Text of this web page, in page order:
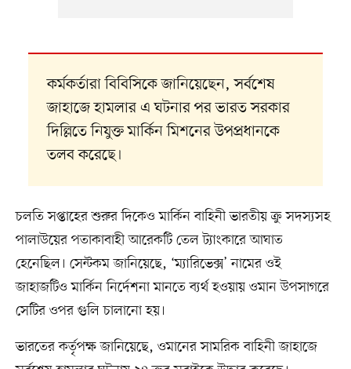
কর্মকর্তারা বিবিসিকে জানিয়েছেন, সর্বশেষ
জাহাজে হামলার এ ঘটনার পর ভারত সরকার
দিল্লিতে নিযুক্ত মার্কিন মিশনের উপপ্রধানকে
তলব করেছে।
চলতি সপ্তাহের শুরুর দিকেও মার্কিন বাহিনী ভারতীয় ক্রু সদস্যসহ
পালাউয়ের পতাকাবাহী আরেকটি তেল ট্যাংকারে আঘাত
হেনেছিল। সেন্টকম জানিয়েছে, ‘ম্যারিভেক্স’ নামের ওই
জাহাজটিও মার্কিন নির্দেশনা মানতে ব্যর্থ হওয়ায় ওমান উপসাগরে
সেটির ওপর গুলি চালানো হয়।
ভারতের কর্তৃপক্ষ জানিয়েছে, ওমানের সামরিক বাহিনী জাহাজে